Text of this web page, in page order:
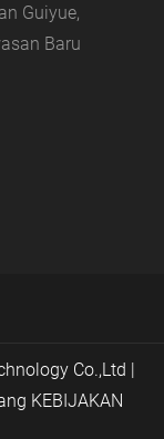
Guiyue,
Baru
Co.,Ltd |
KEBIJAKAN